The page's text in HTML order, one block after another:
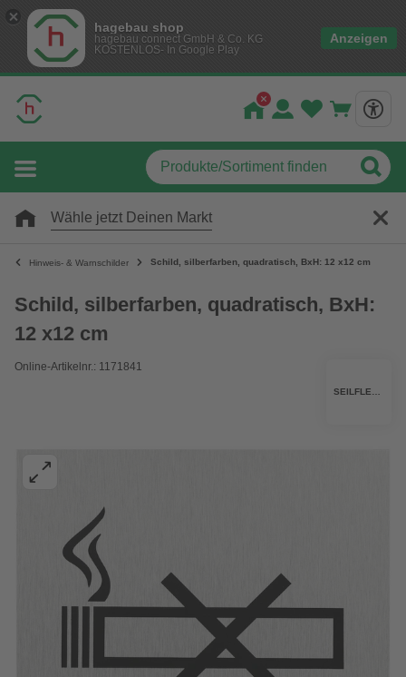
hagebau shop
hagebau connect GmbH & Co. KG
KOSTENLOS- In Google Play
Anzeigen
Wähle jetzt Deinen Markt
Hinweis- & Warnschilder Schild, silberfarben, quadratisch, BxH: 12 x12 cm
Schild, silberfarben, quadratisch, BxH:
12 x12 cm
Online-Artikelnr.: 1171841